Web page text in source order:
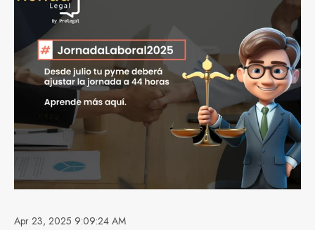
Apr 23, 2025 9:09:24 AM